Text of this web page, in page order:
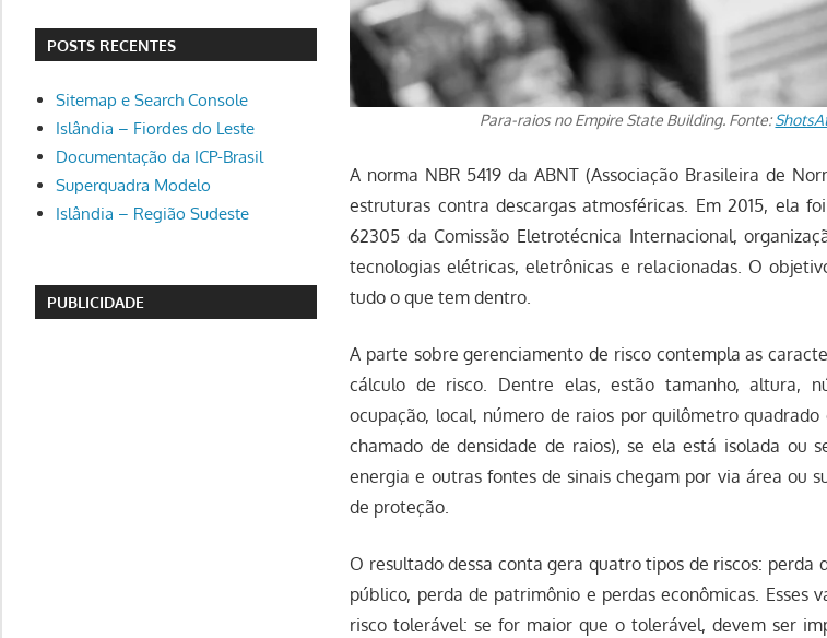
Para-raios no Empire State Building. Fonte:
A norma NBR 5419 da ABNT (Associação Brasileira de
estruturas contra descargas atmosféricas. Em 2015, ela
62305 da Comissão Eletrotécnica Internacional,
tecnologias elétricas, eletrônicas e relacionadas. O
tudo o que tem dentro.
A parte sobre gerenciamento de risco contempla as
cálculo de risco. Dentre elas, estão tamanho, altura,
ocupação, local, número de raios por quilômetro
chamado de densidade de raios), se ela está isolada ou
energia e outras fontes de sinais chegam por via área ou
de proteção.
O resultado dessa conta gera quatro tipos de riscos: perda
público, perda de patrimônio e perdas econômicas. Esses
risco tolerável: se for maior que o tolerável, devem ser
POSTS RECENTES
Sitemap e Search Console
Islândia – Fiordes do Leste
Documentação da ICP-Brasil
Superquadra Modelo
Islândia – Região Sudeste
PUBLICIDADE